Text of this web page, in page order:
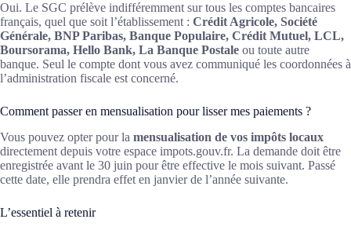
Oui. Le SGC prélève indifféremment sur tous les comptes bancaires
français, quel que soit l’établissement : Crédit Agricole, Société
Générale, BNP Paribas, Banque Populaire, Crédit Mutuel, LCL,
Boursorama, Hello Bank, La Banque Postale ou toute autre
banque. Seul le compte dont vous avez communiqué les coordonnées à
l’administration fiscale est concerné.
Comment passer en mensualisation pour lisser mes paiements ?
Vous pouvez opter pour la mensualisation de vos impôts locaux
directement depuis votre espace impots.gouv.fr. La demande doit être
enregistrée avant le 30 juin pour être effective le mois suivant. Passé
cette date, elle prendra effet en janvier de l’année suivante.
L’essentiel à retenir